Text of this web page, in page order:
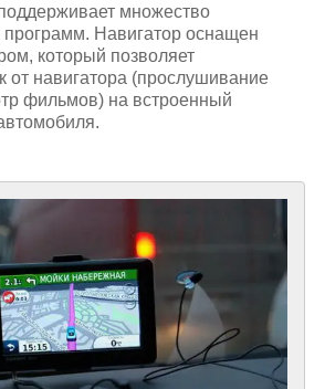
множество
программ. Навигатор оснащен
который позволяет
от навигатора (прослушивание
фильмов) на встроенный